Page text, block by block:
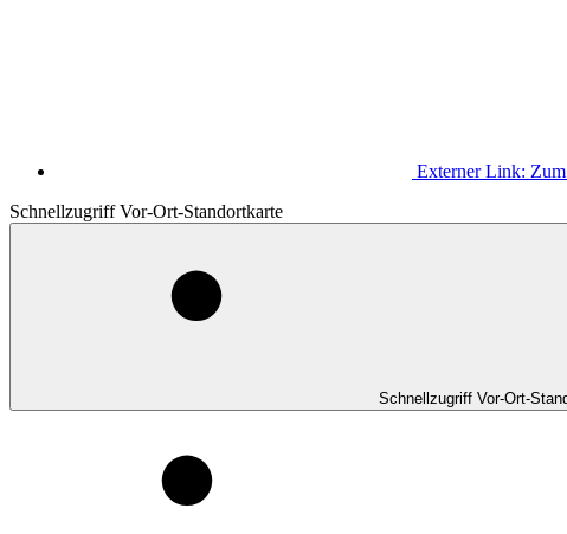
Externer Link:
Schnellzugriff Vor-Ort-Standortkarte
Schnellzugriff Vor-Ort-